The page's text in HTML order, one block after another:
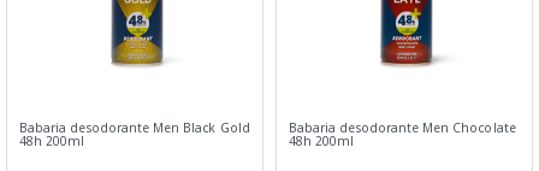
Babaria desodorante Men Black Gold
48h 200ml
Babaria desodorante Men Chocolate
48h 200ml